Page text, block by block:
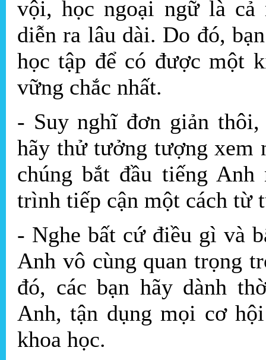
vội, học ngoại ngữ là
diễn ra lâu dài. Do đó,
học tập để có được một
vững chắc nhất.
- Suy nghĩ đơn giản
hãy thử tưởng tượng xem
chúng bắt đầu tiếng
trình tiếp cận một cách từ
- Nghe bất cứ điều gì và
Anh vô cùng quan trọng
đó, các bạn hãy dành
Anh, tận dụng mọi cơ
khoa học.